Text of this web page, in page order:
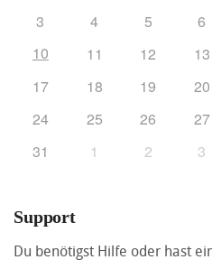
3
4 5 6
10
11 12 13
17
18 19 20
24
25 26 27
31
1 2 3
Support
Du benötigst Hilfe oder hast